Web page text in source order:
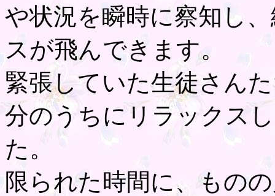
や状況を瞬時に察知し
スが飛んできます。
緊張していた生徒さん
分のうちにリラックス
た。
限られた時間に、もの